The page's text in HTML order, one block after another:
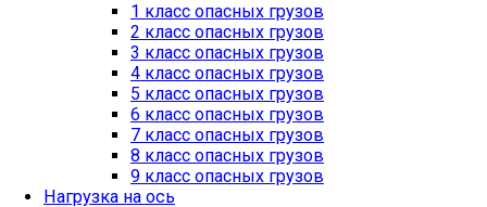
1 класс опасных грузов
2 класс опасных грузов
3 класс опасных грузов
4 класс опасных грузов
5 класс опасных грузов
6 класс опасных грузов
7 класс опасных грузов
8 класс опасных грузов
9 класс опасных грузов
Нагрузка на ось